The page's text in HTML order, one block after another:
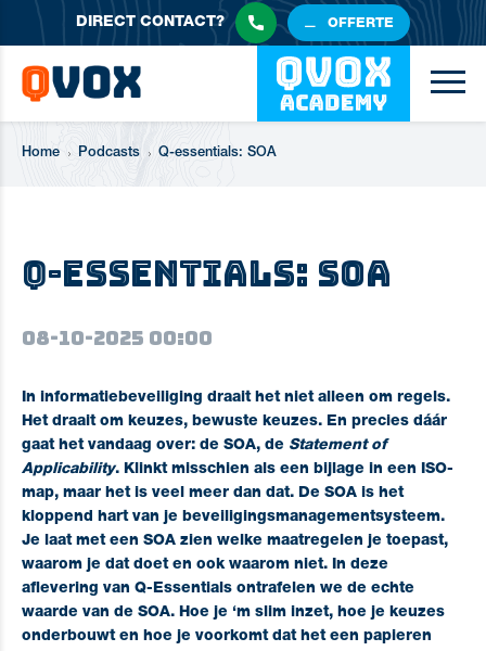
DIRECTCONTACT? OFFERTE
Home Podcasts Q-essentials: SOA
Q-essentials: SOA
08-10-2025 00:00
In informatiebeveiliging draait het niet alleen om regels.
Het draait om keuzes, bewuste keuzes. En precies dáár
gaat het vandaag over: de SOA, de Statement of
Applicability. Klinkt misschien als een bijlage in een ISO-
map, maar het is veel meer dan dat. De SOA is het
kloppend hart van je beveiligingsmanagementsysteem.
Je laat met een SOA zien welke maatregelen je toepast,
waarom je dat doet en ook waarom niet. In deze
aflevering van Q-Essentials ontrafelen we de echte
waarde van de SOA. Hoe je ‘m slim inzet, hoe je keuzes
onderbouwt en hoe je voorkomt dat het een papieren